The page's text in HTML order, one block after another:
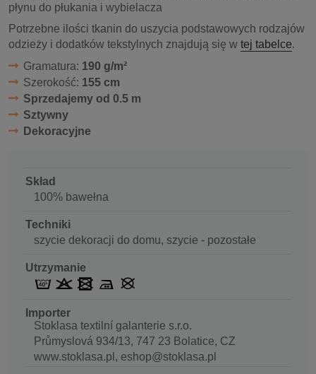
płynu do płukania i wybielacza
Potrzebne ilości tkanin do uszycia podstawowych rodzajów
odzieży i dodatków tekstylnych znajdują się w tej tabelce.
Gramatura: 190 g/m²
Szerokość: 155 cm
Sprzedajemy od 0.5 m
Sztywny
Dekoracyjne
Skład
100% bawełna
Techniki
szycie dekoracji do domu, szycie - pozostałe
Utrzymanie
Importer
Stoklasa textilní galanterie s.r.o.
Průmyslová 934/13, 747 23 Bolatice, CZ
www.stoklasa.pl, eshop@stoklasa.pl